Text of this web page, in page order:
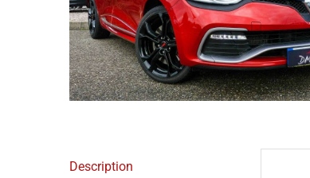
Description